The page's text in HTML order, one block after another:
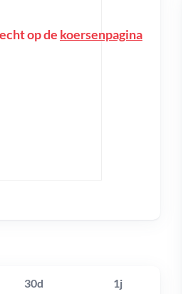
op de koersenpagina
30d 1j